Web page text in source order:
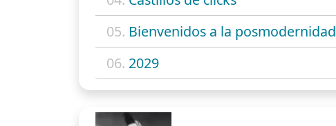
05. Bienvenidos a la posmodernidad
06. 2029